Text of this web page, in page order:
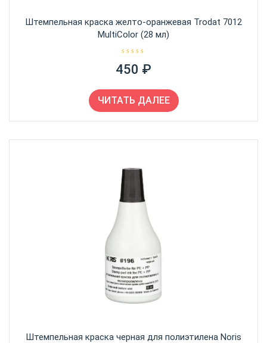
Штемпельная краска желто-оранжевая Trodat 7012
MultiColor (28 мл)
ц
е
к
а
0
и
450 ₽
ЧИТАТЬ ДАЛЕЕ
Штемпельная краска черная для полиэтилена Noris